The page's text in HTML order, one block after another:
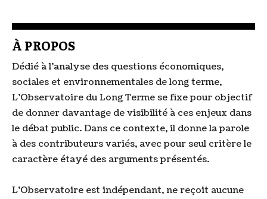
À PROPOS
Dédié à l’analyse des questions économiques,
sociales et environnementales de long terme,
L’Observatoire du Long Terme se fixe pour objectif
de donner davantage de visibilité à ces enjeux dans
le débat public. Dans ce contexte, il donne la parole
à des contributeurs variés, avec pour seul critère le
caractère étayé des arguments présentés.
L’Observatoire est indépendant, ne reçoit aucune